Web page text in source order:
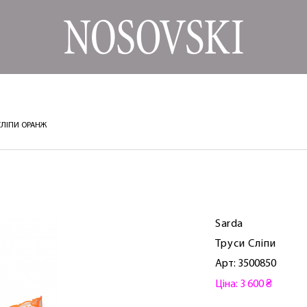
СЛІПИ ОРАНЖ
Sarda
Труси Сліпи
Арт: 3500850
Ціна: 3 600 ₴